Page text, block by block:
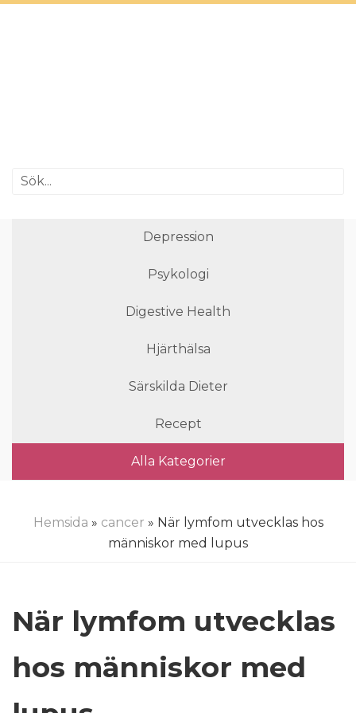
Depression
Psykologi
Digestive Health
Hjärthälsa
Särskilda Dieter
Recept
Alla Kategorier
Hemsida » cancer » När lymfom utvecklas hos
människor med lupus
När lymfom utvecklas
hos människor med